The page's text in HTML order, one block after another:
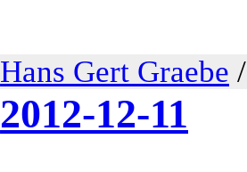
Hans Gert Graebe
2012-12-11